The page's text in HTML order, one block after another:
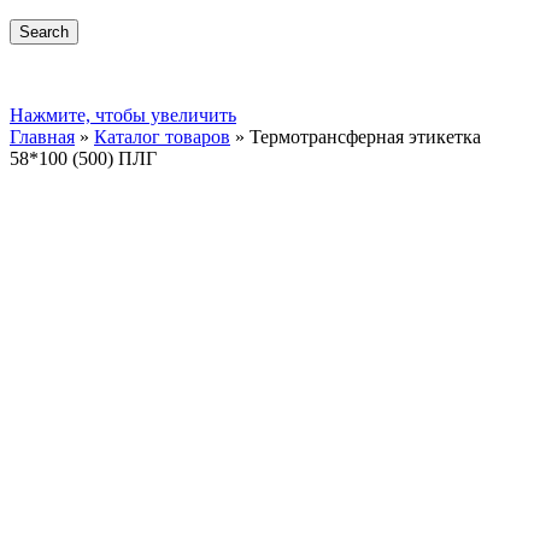
Search
Нажмите, чтобы увеличить
Главная » Каталог товаров » Термотрансферная этикетка
58*100 (500) ПЛГ